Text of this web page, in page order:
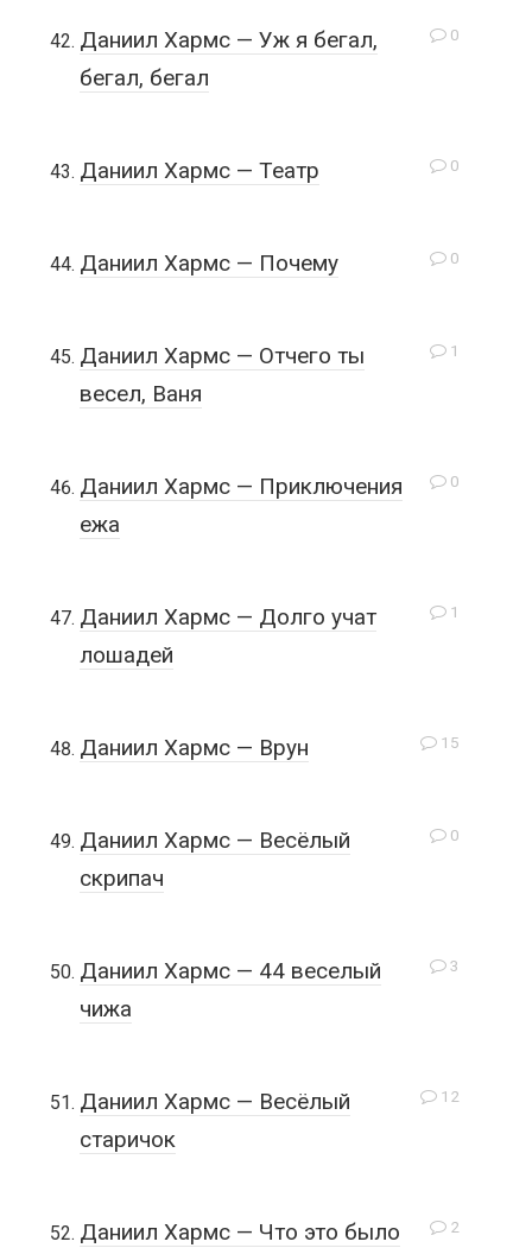
0
Даниил Хармс — Уж я бегал,
бегал, бегал
0
Даниил Хармс — Театр
0
Даниил Хармс — Почему
1
Даниил Хармс — Отчего ты
весел, Ваня
0
Даниил Хармс — Приключения
ежа
1
Даниил Хармс — Долго учат
лошадей
15
Даниил Хармс — Врун
0
Даниил Хармс — Весёлый
скрипач
3
Даниил Хармс — 44 веселый
чижа
12
Даниил Хармс — Весёлый
старичок
2
Даниил Хармс — Что это было